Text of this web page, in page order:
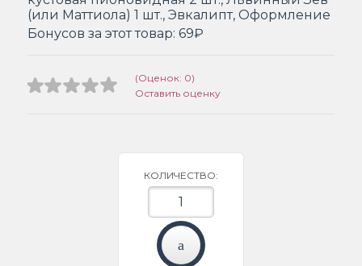
(или Маттиола) 1 шт., Эвкалипт, Оформление
Бонусов за этот товар: 69₽
(Оценок: 0)
Оставить оценку
КОЛИЧЕСТВО: